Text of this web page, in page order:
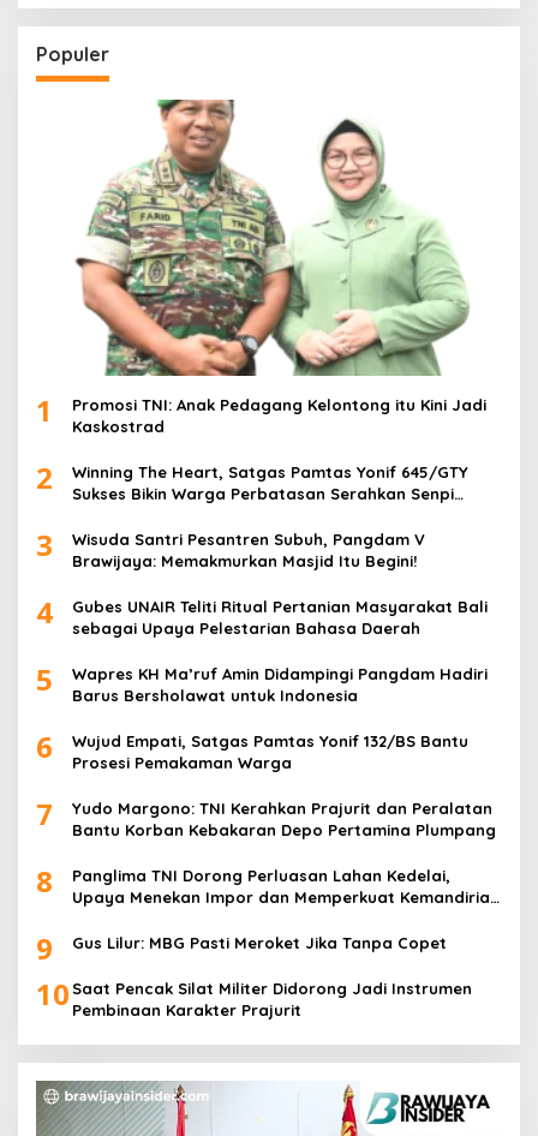
Populer
1
Promosi TNI: Anak Pedagang Kelontong itu Kini Jadi
Kaskostrad
2
Winning The Heart, Satgas Pamtas Yonif 645/GTY
Sukses Bikin Warga Perbatasan Serahkan Senpi
3
Wisuda Santri Pesantren Subuh, Pangdam V
Brawijaya: Memakmurkan Masjid Itu Begini!
4
Gubes UNAIR Teliti Ritual Pertanian Masyarakat Bali
sebagai Upaya Pelestarian Bahasa Daerah
5
Wapres KH Ma’ruf Amin Didampingi Pangdam Hadiri
Barus Bersholawat untuk Indonesia
6
Wujud Empati, Satgas Pamtas Yonif 132/BS Bantu
Prosesi Pemakaman Warga
7
Yudo Margono: TNI Kerahkan Prajurit dan Peralatan
Bantu Korban Kebakaran Depo Pertamina Plumpang
8
Panglima TNI Dorong Perluasan Lahan Kedelai,
Upaya Menekan Impor dan Memperkuat Kemandirian
9 Gus Lilur: MBG Pasti Meroket Jika Tanpa Copet
10 Saat Pencak Silat Militer Didorong Jadi Instrumen
Pembinaan Karakter Prajurit